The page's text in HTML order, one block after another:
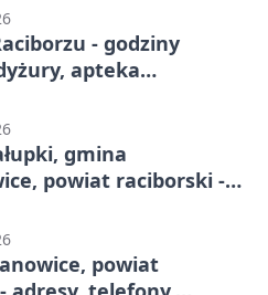
- godziny
apteka
gmina
powiat raciborski -
powiat